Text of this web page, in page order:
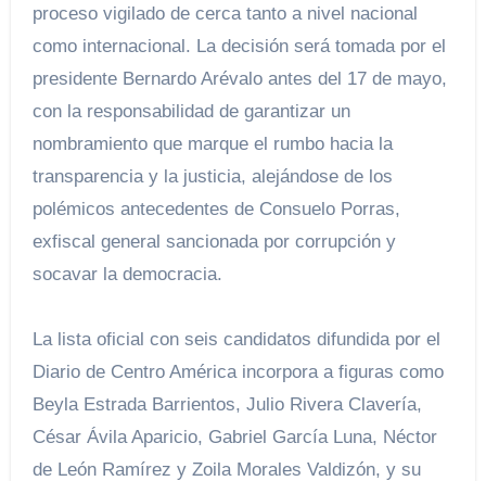
proceso vigilado de cerca tanto a nivel nacional
como internacional. La decisión será tomada por el
presidente Bernardo Arévalo antes del 17 de mayo,
con la responsabilidad de garantizar un
nombramiento que marque el rumbo hacia la
transparencia y la justicia, alejándose de los
polémicos antecedentes de Consuelo Porras,
exfiscal general sancionada por corrupción y
socavar la democracia.
La lista oficial con seis candidatos difundida por el
Diario de Centro América incorpora a figuras como
Beyla Estrada Barrientos, Julio Rivera Clavería,
César Ávila Aparicio, Gabriel García Luna, Néctor
de León Ramírez y Zoila Morales Valdizón, y su